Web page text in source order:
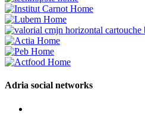
Adria social networks